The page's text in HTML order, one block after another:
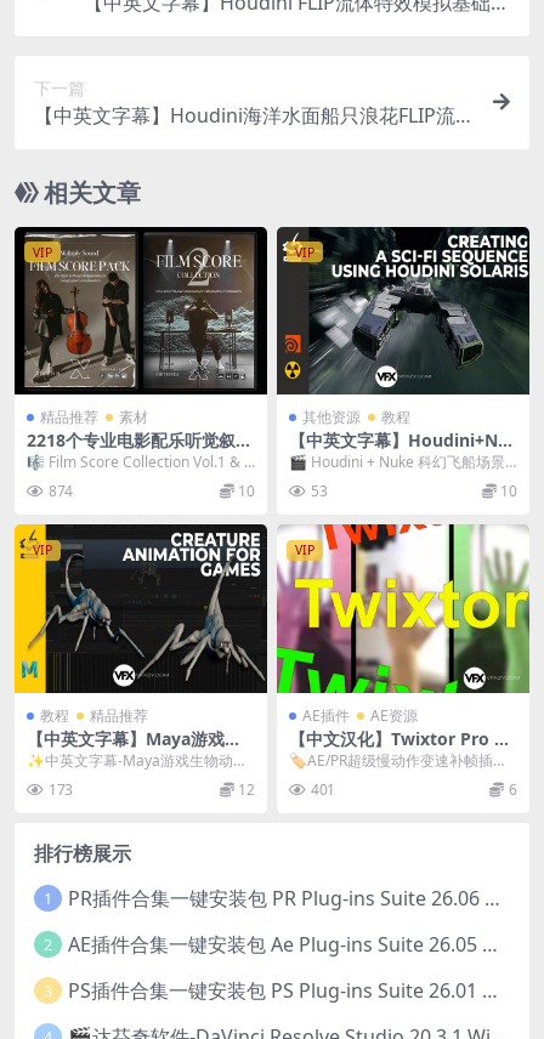
下一篇
【中英文字幕】Houdini海洋水面船只浪花FLIP流
相关文章
VIP
精品推荐 素材
2218个专业电影配乐听觉叙事
情感氛围渲染无损音效素材 M
ultiply Sound – Film Score
Bundle V1+V2
🎼 Film Score Collection Vol.1 & V
874 10
VIP
其他资源 教程
【中英文字幕】Houdini+Nu
ke科幻飞船场景灯光渲染合成
🎬 Houdini + Nuke 科幻飞船场景
灯光渲染合成完全教学 | 中文精
译...53 10
VIP
教程 精品推荐
【中英文字幕】Maya游戏生
物动作绑定动画教程
✨中英文字幕-Maya游戏生物动作
173 12
VIP
AE插件 AE资源
【中文汉化】Twixtor Pro v
8.1.1 Win AE/PR超级慢动作
变速补帧插件
🏷️AE/PR超级慢动作变速补帧插件
401 6
排行榜展示
1 PR插件合集一键安装包 PR Plug-ins Suite 26.06 一键安装PR所有常用插件！
2 AE插件合集一键安装包 Ae Plug-ins Suite 26.05 一键安装AE所有常用插件！
3 PS插件合集一键安装包 PS Plug-ins Suite 26.01 一键安装PS所有常用插件！